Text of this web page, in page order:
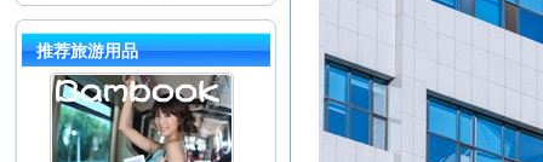
推荐旅游用品